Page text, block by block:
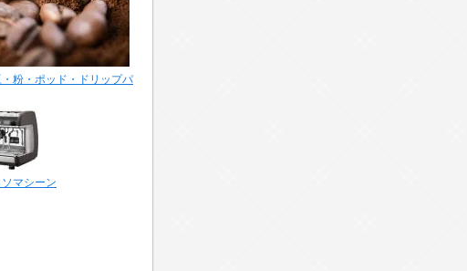
粉・ポッド・ドリップパ
マシーン